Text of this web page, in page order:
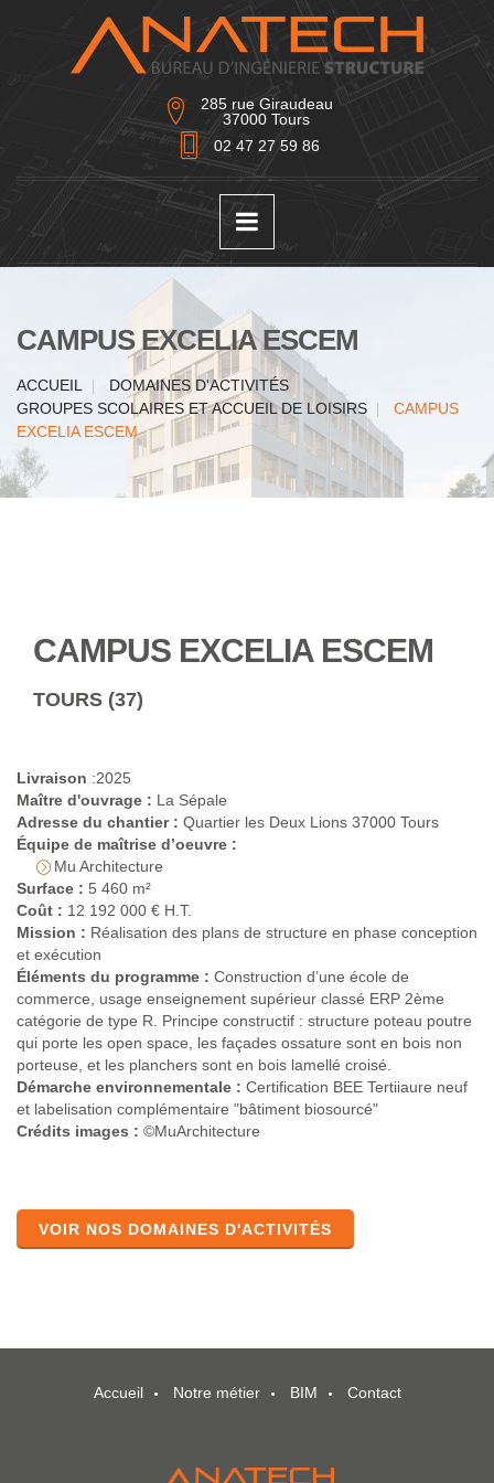
285 rue Giraudeau
37000 Tours
02 47 27 59 86
CAMPUS EXCELIA ESCEM
ACCUEIL
DOMAINES D'ACTIVITÉS
GROUPES SCOLAIRES ET ACCUEIL DE LOISIRS
CAMPUS
EXCELIA ESCEM
CAMPUS EXCELIA ESCEM
TOURS (37)
Livraison :2025
Maître d'ouvrage : La Sépale
Adresse du chantier : Quartier les Deux Lions 37000 Tours
Équipe de maîtrise d’oeuvre :
Mu Architecture
Surface : 5 460 m²
Coût : 12 192 000 € H.T.
Mission : Réalisation des plans de structure en phase conception
et exécution
Éléments du programme : Construction d’une école de
commerce, usage enseignement supérieur classé ERP 2ème
catégorie de type R. Principe constructif : structure poteau poutre
qui porte les open space, les façades ossature sont en bois non
porteuse, et les planchers sont en bois lamellé croisé.
Démarche environnementale : Certification BEE Tertiiaure neuf
et labelisation complémentaire "bâtiment biosourcé"
Crédits images : ©MuArchitecture
VOIR NOS DOMAINES D'ACTIVITÉS
Accueil Notre métier BIM Contact